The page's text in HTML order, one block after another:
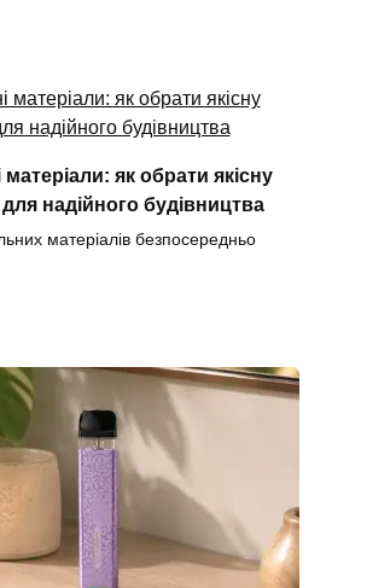
матеріали: як обрати якісну
надійного будівництва
матеріалів безпосередньо